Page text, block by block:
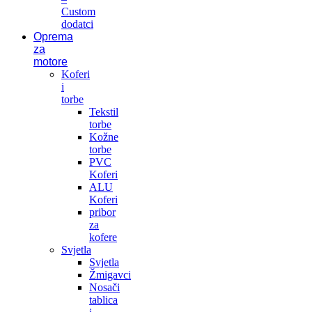
Custom
dodatci
Oprema
za
motore
Koferi
i
torbe
Tekstil
torbe
Kožne
torbe
PVC
Koferi
ALU
Koferi
pribor
za
kofere
Svjetla
Svjetla
Žmigavci
Nosači
tablica